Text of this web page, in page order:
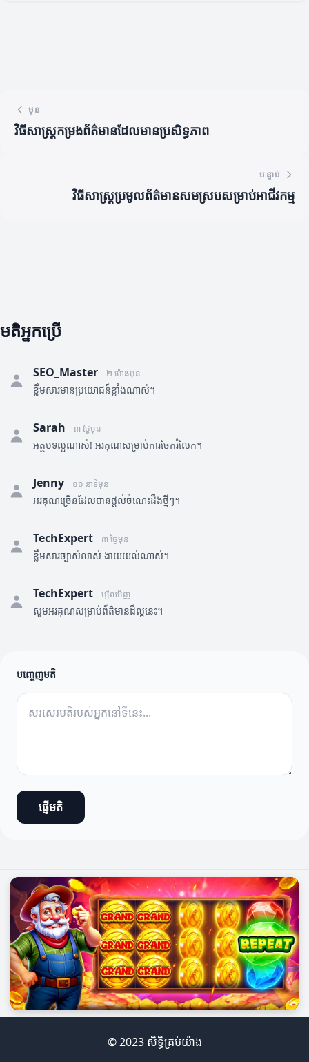
មុន
វិធីសាស្ត្រកម្រងព័ត៌មានដែលមានប្រសិទ្ធភាព
បន្ទាប់
វិធីសាស្ត្រប្រមូលព័ត៌មានសមស្របសម្រាប់អាជីវកម្ម
មតិអ្នកប្រើ
SEO_Master ២ ម៉ោងមុន
ខ្លឹមសារមានប្រយោជន៍ខ្លាំងណាស់។
Sarah ៣ ថ្ងៃមុន
អត្ថបទល្អណាស់! អរគុណសម្រាប់ការចែករំលែក។
Jenny ១០ នាទីមុន
អរគុណច្រើនដែលបានផ្តល់ចំណេះដឹងថ្មីៗ។
TechExpert ៣ ថ្ងៃមុន
ខ្លឹមសារច្បាស់លាស់ ងាយយល់ណាស់។
TechExpert ម្សិលមិញ
សូមអរគុណសម្រាប់ព័ត៌មានដ៏ល្អនេះ។
បញ្ចេញមតិ
ផ្ញើមតិ
© 2023 សិទ្ធិគ្រប់យ៉ាង